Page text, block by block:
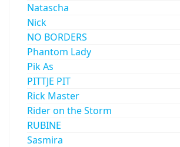
Natascha
Nick
NO BORDERS
Phantom Lady
Pik As
PITTJE PIT
Rick Master
Rider on the Storm
RUBINE
Sasmira